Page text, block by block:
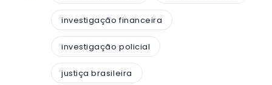
investigação financeira
investigação policial
justiça brasileira